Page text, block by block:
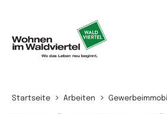
Startseite Arbeiten